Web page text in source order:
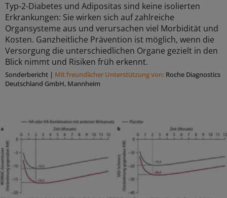
Typ-2-Diabetes und Adipositas sind keine isolierten
Erkrankungen: Sie wirken sich auf zahlreiche
Organsysteme aus und verursachen viel Morbidität und
Kosten. Ganzheitliche Prävention ist möglich, wenn die
Versorgung die unterschiedlichen Organe gezielt in den
Blick nimmt und Risiken früh erkennt.
Sonderbericht | Mit freundlicher Unterstützung von: Roche Diagnostics
Deutschland GmbH, Mannheim